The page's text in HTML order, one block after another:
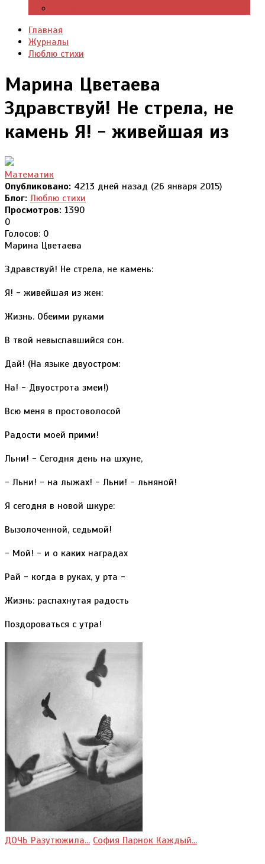
Главная
Журналы
Люблю стихи
Марина Цветаева
Здравствуй! Не стрела, не
камень Я! - живейшая из
Математик
Опубликовано: 4213 дней назад (26 января 2015)
Блог: Люблю стихи
Просмотров: 1390
0
Голосов: 0
Марина Цветаева
Здравствуй! Не стрела, не камень:
Я! - живейшая из жен:
Жизнь. Обеими руками
В твой невыспавшийся сон.
Дай! (На языке двуостром:
На! - Двуострота змеи!)
Всю меня в простоволосой
Радости моей прими!
Льни! - Сегодня день на шхуне,
- Льни! - на лыжах! - Льни! - льняной!
Я сегодня в новой шкуре:
Вызолоченной, седьмой!
- Мой! - и о каких наградах
Рай - когда в руках, у рта -
Жизнь: распахнутая радость
Поздороваться с утра!
ДОЧЬ Разутюжила... София Парнок Каждый...